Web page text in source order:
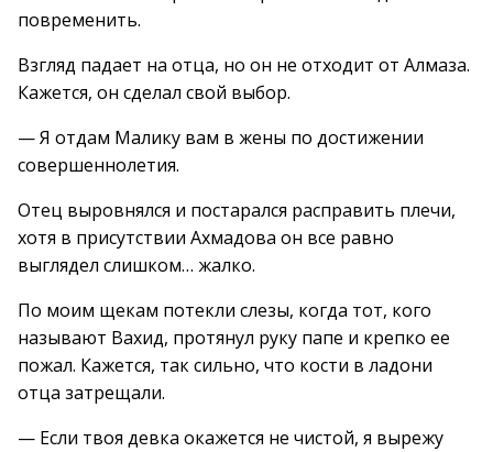
повременить.
Взгляд падает на отца, но он не отходит от Алмаза.
Кажется, он сделал свой выбор.
— Я отдам Малику вам в жены по достижении
совершеннолетия.
Отец выровнялся и постарался расправить плечи,
хотя в присутствии Ахмадова он все равно
выглядел слишком… жалко.
По моим щекам потекли слезы, когда тот, кого
называют Вахид, протянул руку папе и крепко ее
пожал. Кажется, так сильно, что кости в ладони
отца затрещали.
— Если твоя девка окажется не чистой, я вырежу